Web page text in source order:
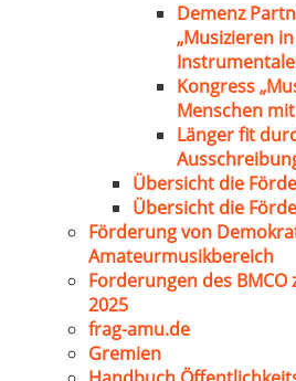
Demenz
„Musizieren
Kongress
Menschen
Länger fit
Übersicht die
Übersicht die
Förderung von
Amateurmusikbereich
Forderungen des
2025
frag-amu.de
Gremien